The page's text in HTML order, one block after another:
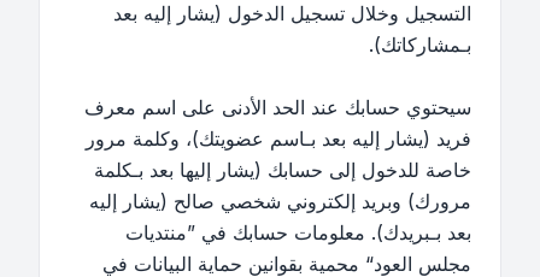
التسجيل وخلال تسجيل الدخول (يشار إليه بعد
بـمشاركاتك).
سيحتوي حسابك عند الحد الأدنى على اسم معرف
فريد (يشار إليه بعد بـاسم عضويتك)، وكلمة مرور
خاصة للدخول إلى حسابك (يشار إليها بعد بـكلمة
مرورك) وبريد إلكتروني شخصي صالح (يشار إليه
بعد بـبريدك). معلومات حسابك في ”منتديات
مجلس العود“ محمية بقوانين حماية البيانات في